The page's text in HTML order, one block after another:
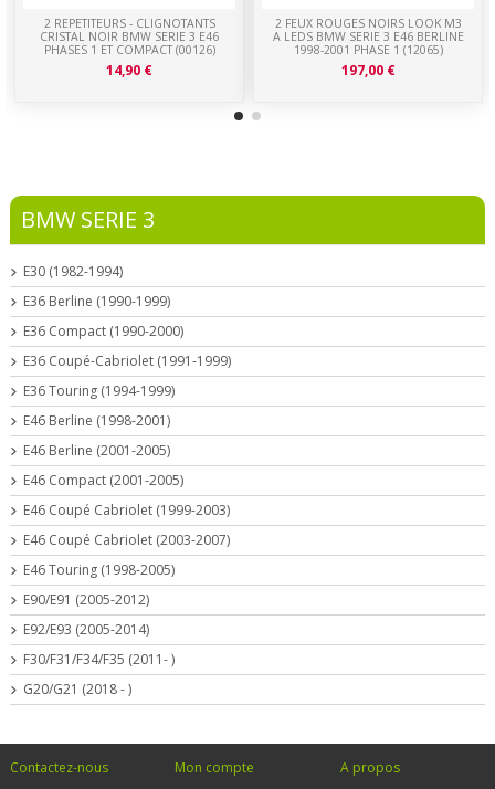
2 REPETITEURS - CLIGNOTANTS
CRISTAL NOIR BMW SERIE 3 E46
PHASES 1 ET COMPACT (00126)
14,90 €
2 FEUX ROUGES NOIRS LOOK M3
A LEDS BMW SERIE 3 E46 BERLINE
1998-2001 PHASE 1 (12065)
197,00 €
BMW SERIE 3
E30 (1982-1994)
E36 Berline (1990-1999)
E36 Compact (1990-2000)
E36 Coupé-Cabriolet (1991-1999)
E36 Touring (1994-1999)
E46 Berline (1998-2001)
E46 Berline (2001-2005)
E46 Compact (2001-2005)
E46 Coupé Cabriolet (1999-2003)
E46 Coupé Cabriolet (2003-2007)
E46 Touring (1998-2005)
E90/E91 (2005-2012)
E92/E93 (2005-2014)
F30/F31/F34/F35 (2011- )
G20/G21 (2018 - )
Contactez-nous Mon compte A propos